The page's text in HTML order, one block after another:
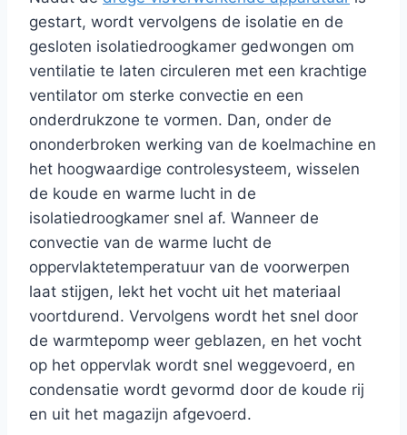
gestart, wordt vervolgens de isolatie en de
gesloten isolatiedroogkamer gedwongen om
ventilatie te laten circuleren met een krachtige
ventilator om sterke convectie en een
onderdrukzone te vormen. Dan, onder de
ononderbroken werking van de koelmachine en
het hoogwaardige controlesysteem, wisselen
de koude en warme lucht in de
isolatiedroogkamer snel af. Wanneer de
convectie van de warme lucht de
oppervlaktetemperatuur van de voorwerpen
laat stijgen, lekt het vocht uit het materiaal
voortdurend. Vervolgens wordt het snel door
de warmtepomp weer geblazen, en het vocht
op het oppervlak wordt snel weggevoerd, en
condensatie wordt gevormd door de koude rij
en uit het magazijn afgevoerd.